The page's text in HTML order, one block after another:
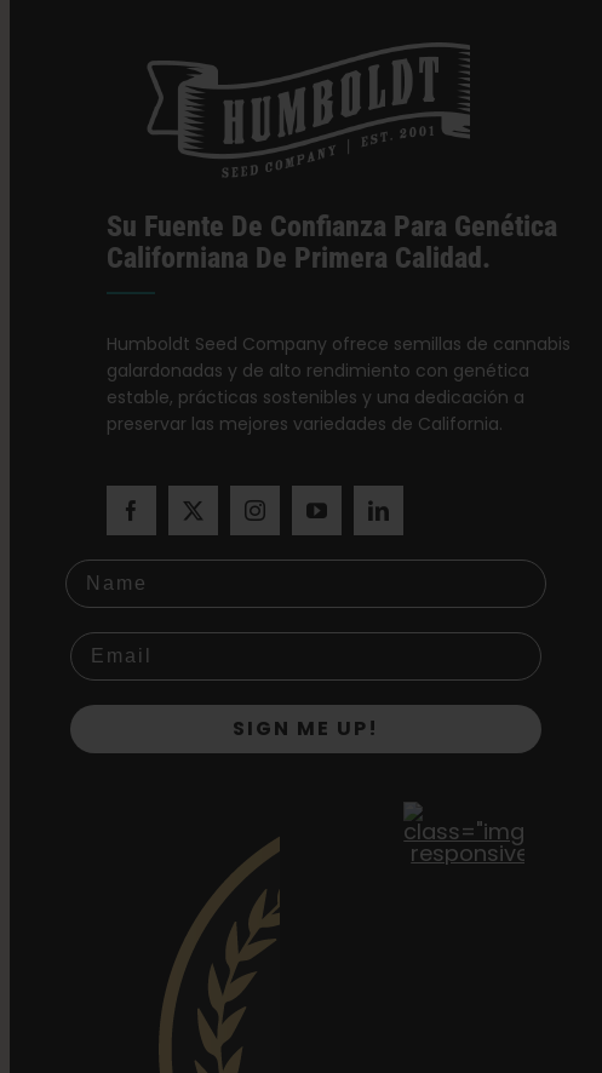
Su Fuente De Confianza Para Genética
Californiana De Primera Calidad.
Humboldt Seed Company ofrece semillas de cannabis
galardonadas y de alto rendimiento con genética
estable, prácticas sostenibles y una dedicación a
preservar las mejores variedades de California.
Name
SIGN ME UP!